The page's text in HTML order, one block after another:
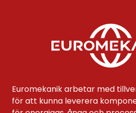
Euromekanik arbetar med
för att kunna leverera